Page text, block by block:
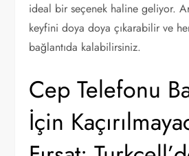
ideal bir seçenek haline geliyor.
keyfini doya doya çıkarabilir ve
bağlantıda kalabilirsiniz.
Cep Telefonu
İçin